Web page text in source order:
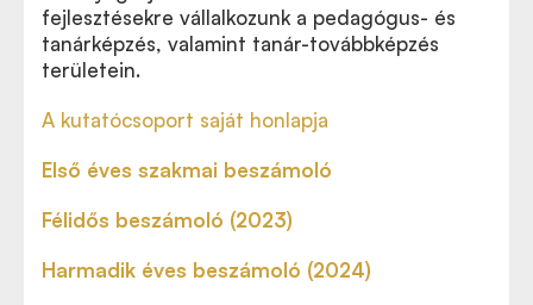
fejlesztésekre vállalkozunk a pedagógus- és
tanárképzés, valamint tanár-továbbképzés
területein.
A kutatócsoport saját honlapja
Első éves szakmai beszámoló
Félidős beszámoló (2023)
Harmadik éves beszámoló (2024)